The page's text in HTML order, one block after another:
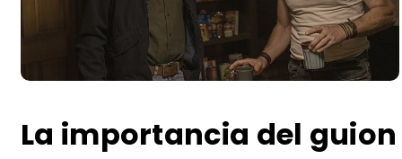
La importancia del guion